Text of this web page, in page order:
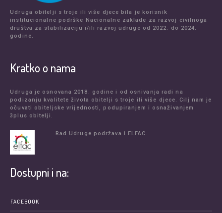
Udruga obitelji s troje ili više djece bila je korisnik
institucionalne podrške Nacionalne zaklade za razvoj civilnoga
društva za stabilizaciju i/ili razvoj udruge od 2022. do 2024.
godine.
Kratko o nama
Udruga je osnovana 2018. godine i od osnivanja radi na
podizanju kvalitete života obitelji s troje ili više djece. Cilj nam je
očuvati obiteljske vrijednosti, podupiranjem i osnaživanjem
3plus obitelji.
Rad Udruge podržava i ELFAC.
Dostupni i na:
FACEBOOK